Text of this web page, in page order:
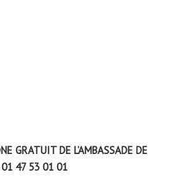
GRATUIT DE L’AMBASSADE DE
01 47 53 01 01